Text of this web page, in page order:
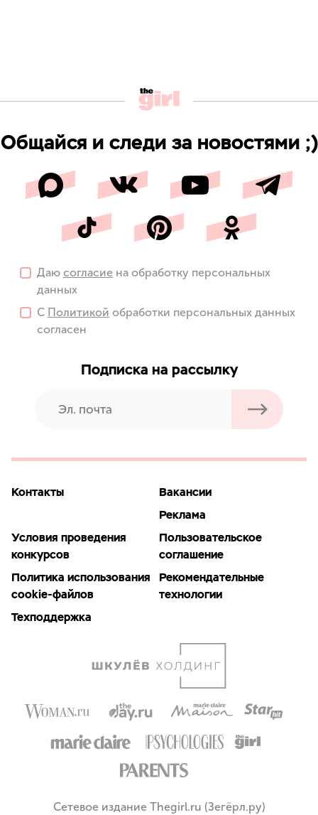
Общайся и следи за новостями ;)
Даю согласие на обработку персональных
данных
С Политикой обработки персональных данных
согласен
Подписка на рассылку
Контакты
Вакансии
Реклама
Условия проведения
конкурсов
Пользовательское
соглашение
Политика использования
cookie-файлов
Рекомендательные
технологии
Техподдержка
Сетевое издание Thegirl.ru (Зегёрл.ру)